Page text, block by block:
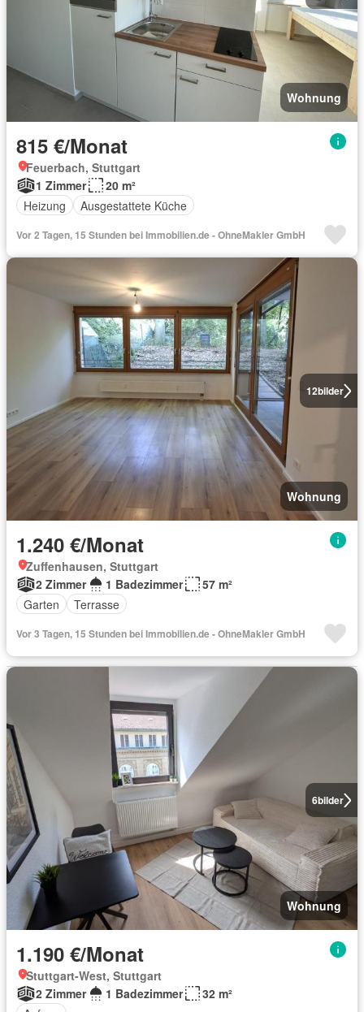
Wohnung
815 €/Monat
Feuerbach, Stuttgart
1 Zimmer
20 m²
Heizung
Ausgestattete Küche
Vor 2 Tagen, 15 Stunden bei Immobilien.de - OhneMakler GmbH
12bilder
Wohnung
1.240 €/Monat
Zuffenhausen, Stuttgart
2 Zimmer
1 Badezimmer
57 m²
Garten
Terrasse
Vor 3 Tagen, 15 Stunden bei Immobilien.de - OhneMakler GmbH
6bilder
Wohnung
1.190 €/Monat
Stuttgart-West, Stuttgart
2 Zimmer
1 Badezimmer
32 m²